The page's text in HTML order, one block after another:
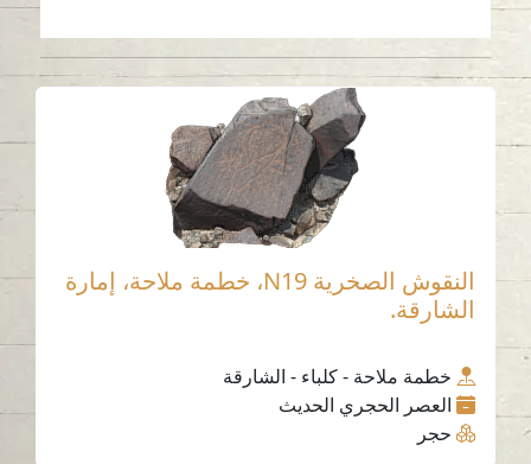
النقوش الصخرية N19، خطمة ملاحة، إمارة
الشارقة.
خطمة ملاحة - كلباء - الشارقة
العصر الحجري الحديث
حجر